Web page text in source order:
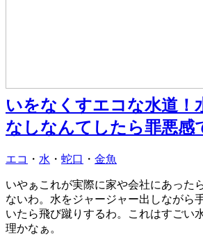
いをなくすエコな水道！
なしなんてしたら罪悪感
エコ ・ 水 ・ 蛇口 ・ 金魚
いやぁこれが実際に家や会社にあった
ないわ。水をジャージャー出しながら
いたら飛び蹴りするわ。これはすごい
理かなぁ。